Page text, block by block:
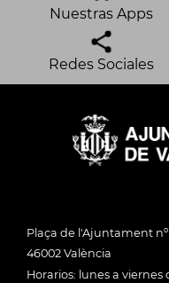
Nuestras Apps
Redes Sociales
Plaça de l'Ajuntament nº
46002 València
Horarios: lunes a viernes